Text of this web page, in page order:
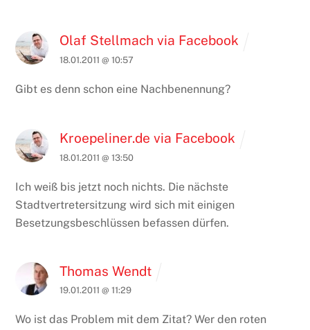
Olaf Stellmach via Facebook
18.01.2011 @ 10:57
Gibt es denn schon eine Nachbenennung?
Kroepeliner.de via Facebook
18.01.2011 @ 13:50
Ich weiß bis jetzt noch nichts. Die nächste
Stadtvertretersitzung wird sich mit einigen
Besetzungsbeschlüssen befassen dürfen.
Thomas Wendt
19.01.2011 @ 11:29
Wo ist das Problem mit dem Zitat? Wer den roten